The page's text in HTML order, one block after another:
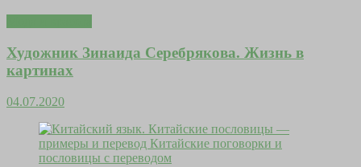
Художник Зинаида Серебрякова. Жизнь в
картинах
04.07.2020